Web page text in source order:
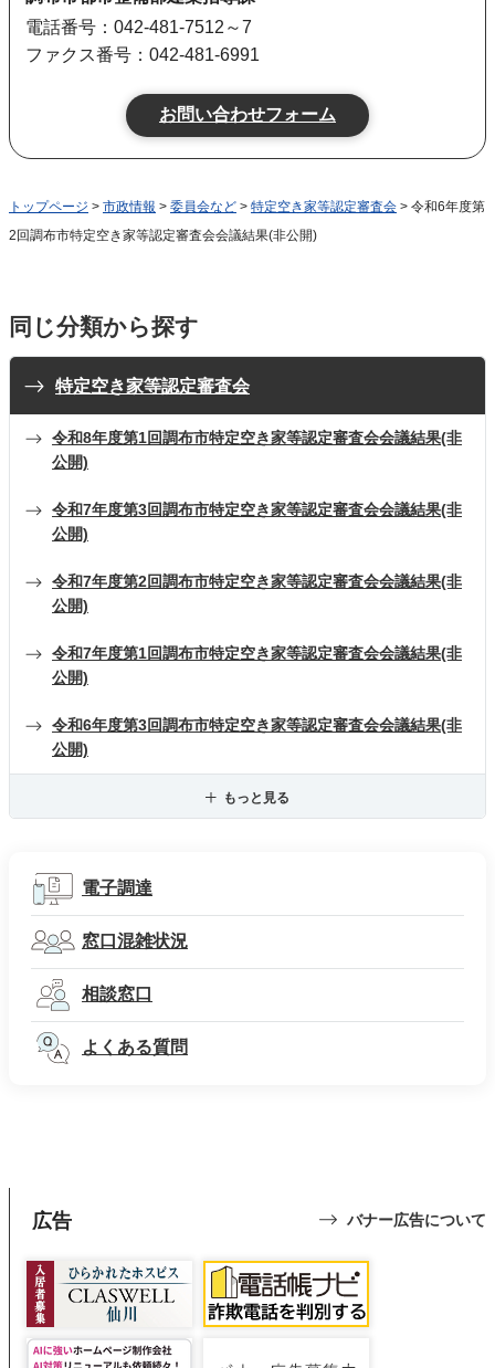
電話番号：042-481-7512～7
ファクス番号：042-481-6991
トップページ > 市政情報 > 委員会など > 特定空き家等認定審査会 > 令和6年度第
2回調布市特定空き家等認定審査会会議結果(非公開)
同じ分類から探す
特定空き家等認定審査会
令和8年度第1回調布市特定空き家等認定審査会会議結果(非
公開)
令和7年度第3回調布市特定空き家等認定審査会会議結果(非
公開)
令和7年度第2回調布市特定空き家等認定審査会会議結果(非
公開)
令和7年度第1回調布市特定空き家等認定審査会会議結果(非
公開)
令和6年度第3回調布市特定空き家等認定審査会会議結果(非
公開)
もっと見る
電子調達
窓口混雑状況
相談窓口
よくある質問
広告 バナー広告について